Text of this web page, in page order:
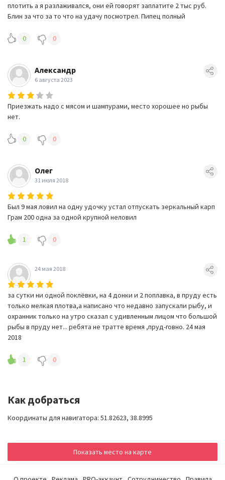
плотить а я разлаживался, они ей говорят заплатите 2 тыс руб.
Блин за что за то что на удачу посмотрел. Пипец полный
0 0
Александр
6 августа 2023
Приезжать надо с мясом и шампурами, место хорошее но рыбы
нет.
0 0
Олег
31 июля 2018
Был 9 мая ловил на одну удочку устал отпускать зеркальный карп
Грам 200 одна за одной крупной неловил
1 0
24 мая 2018
за сутки ни одной поклёвки, на 4 донки и 2 поплавка, в пруду есть
только мелкая плотва,а написано что недавно запускали рыбу, и
охранник только на утро сказал с удивленным лицом что большой
рыбы в пруду нет... ребята не тратте время ,пруд-говно. 24 мая
2018
1 0
Как добраться
Координаты для навигатора: 51.82623, 38.8995
Показать место на карте